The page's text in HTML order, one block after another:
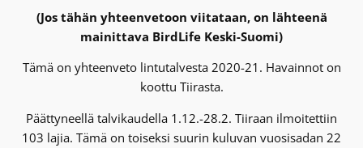
(Jos tähän yhteenvetoon viitataan, on lähteenä
mainittava BirdLife Keski-Suomi)
Tämä on yhteenveto lintutalvesta 2020-21. Havainnot on
koottu Tiirasta.
Päättyneellä talvikaudella 1.12.-28.2. Tiiraan ilmoitettiin
103 lajia. Tämä on toiseksi suurin kuluvan vuosisadan 22